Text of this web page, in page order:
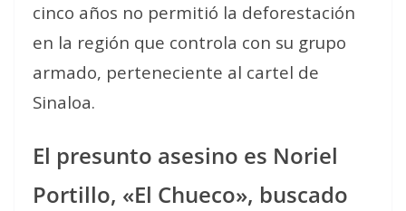
cinco años no permitió la deforestación
en la región que controla con su grupo
armado, perteneciente al cartel de
Sinaloa.
El presunto asesino es Noriel
Portillo, «El Chueco», buscado